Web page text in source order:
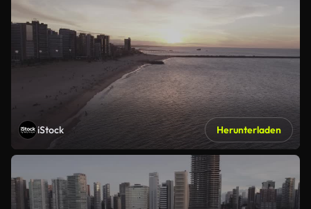
iStock Herunterladen